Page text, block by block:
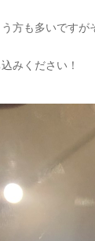
方も多いです
みください！